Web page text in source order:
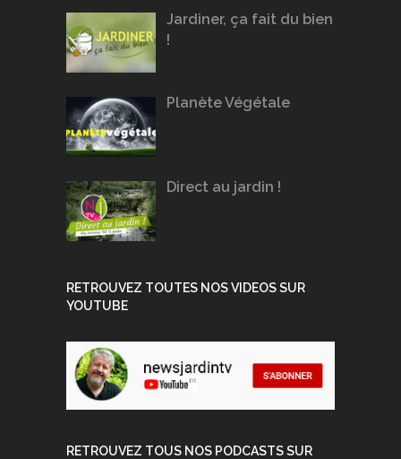
Jardiner, ça fait du bien
!
Planète Végétale
Direct au jardin !
RETROUVEZ TOUTES NOS VIDEOS SUR
YOUTUBE
RETROUVEZ TOUS NOS PODCASTS SUR